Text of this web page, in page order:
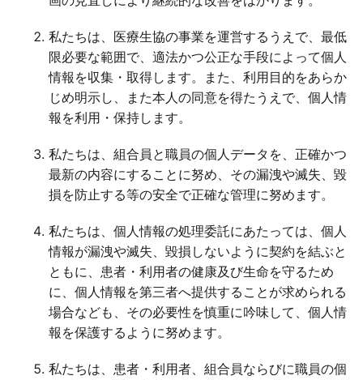
私たちは、医療生協の事業を運営するうえで、最低
限必要な範囲で、適法かつ公正な手段によって個人
情報を収集・取得します。また、利用目的をあらか
じめ明示し、また本人の同意を得たうえで、個人情
報を利用・保持します。
私たちは、組合員と職員の個人データを、正確かつ
最新の内容にすることに努め、その漏洩や滅失、毀
損を防止する等の安全で正確な管理に努めます。
私たちは、個人情報の処理委託にあたっては、個人
情報が漏洩や滅失、毀損しないように契約を結ぶと
ともに、患者・利用者の健康及び生命を守るため
に、個人情報を第三者へ提供することが求められる
場合なども、その必要性を慎重に吟味して、個人情
報を保護するように努めます。
私たちは、患者・利用者、組合員ならびに職員の個